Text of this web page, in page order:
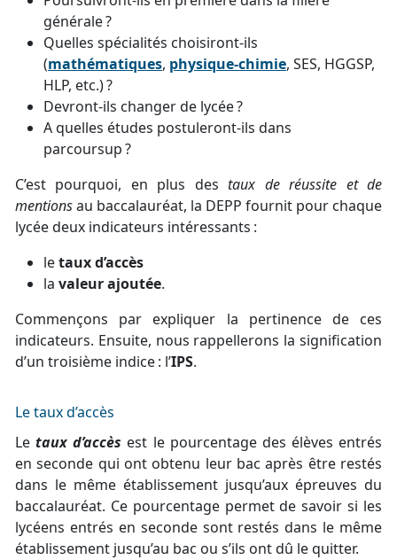
générale ?
Quelles spécialités choisiront-ils
(mathématiques, physique-chimie, SES, HGGSP,
HLP, etc.) ?
Devront-ils changer de lycée ?
A quelles études postuleront-ils dans
parcoursup ?
C’est pourquoi, en plus destaux de réussite et de
mentionsau baccalauréat, la DEPP fournit pour chaque
lycée deux indicateurs intéressants :
letaux d’accès
la valeur ajoutée.
Commençons par expliquer la pertinence de ces
indicateurs. Ensuite, nous rappellerons la signification
d’un troisième indice : l’IPS.
Le taux d’accès
Letaux d’accès est le pourcentage des élèves entrés
en seconde qui ont obtenu leur bac après être restés
dans le même établissement jusqu’aux épreuves du
baccalauréat. Ce pourcentage permet de savoir si les
lycéens entrés en seconde sont restés dans le même
établissement jusqu’au bac ou s’ils ont dû le quitter.